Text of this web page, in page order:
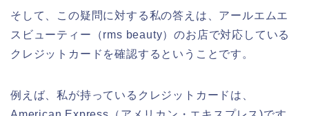
そして、この疑問に対する私の答えは、アールエムエ
スビューティー（rms beauty）のお店で対応している
クレジットカードを確認するということです。
例えば、私が持っているクレジットカードは、